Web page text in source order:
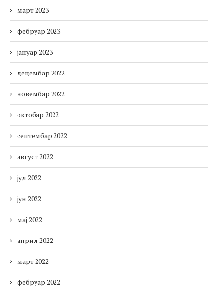
март 2023
фебруар 2023
јануар 2023
децембар 2022
новембар 2022
октобар 2022
септембар 2022
август 2022
јул 2022
јун 2022
мај 2022
април 2022
март 2022
фебруар 2022